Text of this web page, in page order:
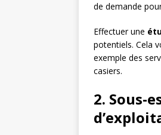
de demande
Effectuer une
potentiels. Cela
exemple des
casiers.
2. Sous-